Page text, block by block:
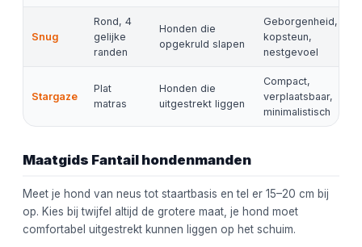
Snug
Rond, 4
gelijke
randen
Honden die
opgekruld slapen
Geborgenheid,
kopsteun,
nestgevoel
Stargaze
Plat
matras
Honden die
uitgestrekt liggen
Compact,
verplaatsbaar,
minimalistisch
Maatgids Fantail hondenmanden
Meet je hond van neus tot staartbasis en tel er 15–20 cm bij
op. Kies bij twijfel altijd de grotere maat, je hond moet
comfortabel uitgestrekt kunnen liggen op het schuim.